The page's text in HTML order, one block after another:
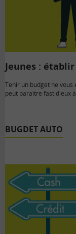
Jeunes :
Tenir un budget ne
peut paraître fastidieux
BUGDET AUTO